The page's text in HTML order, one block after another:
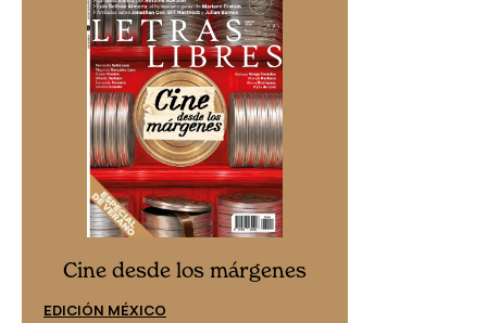
Cine desde los márgenes
EDICIÓN MÉXICO